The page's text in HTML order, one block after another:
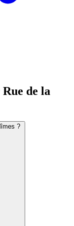
Rue de la
?